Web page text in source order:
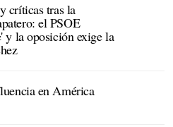
críticas tras la
el PSOE
y la oposición exige la
en América